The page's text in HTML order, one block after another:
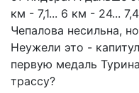
км - 7,1... 6 км - 24...
Чепалова несильна,
Неужели это -
первую медаль
трассу?